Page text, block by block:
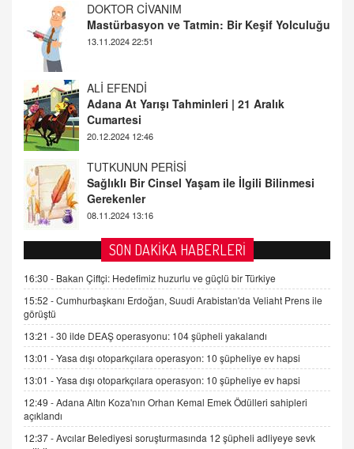
ALİ EFENDİ
Adana At Yarışı Tahminleri | 21 Aralık
Cumartesi
TUTKUNUN PERİSİ
Sağlıklı Bir Cinsel Yaşam ile İlgili Bilinmesi
Gerekenler
08.11.2024 13:16
FARUK ÖNALAN
Tezkere Onaylanmasaydı…
2 Kasım 2021 Salı 00:11
AV. DOĞAN CAN DOĞAN
Kişisel verilerin korunması ve dijital hukukun
gelişimi
15.09.2025 16:17
SEHER EREK
Kış Ayları Geldi, Hangi Önlemler Alınmalı?
9.12.2025 10:11
İNCİ GÜL AKÖL
06.07.2026 13:00
SON DAKİKA HABERLERİ
16:30 - Bakan Çiftçi: Hedefimiz huzurlu ve güçlü bir Türkiye
15:52 -Cumhurbaşkanı Erdoğan, Suudi Arabistan'da Veliaht Prens ile
görüştü
13:21 -30 ilde DEAŞ operasyonu: 104 şüpheli yakalandı
13:01 -Yasa dışı otoparkçılara operasyon: 10 şüpheliye ev hapsi
13:01 -Yasa dışı otoparkçılara operasyon: 10 şüpheliye ev hapsi
12:49 -Adana Altın Koza'nın Orhan Kemal Emek Ödülleri sahipleri
açıklandı
12:37 -Avcılar Belediyesi soruşturmasında 12 şüpheli adliyeye sevk